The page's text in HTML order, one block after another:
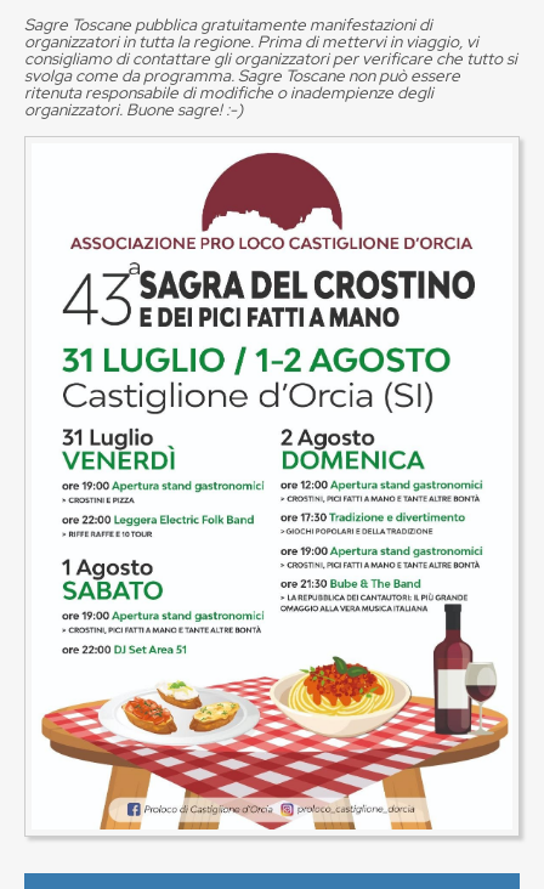
Sagre Toscane pubblica gratuitamente manifestazioni di
organizzatori in tutta la regione. Prima di mettervi in viaggio, vi
consigliamo di contattare gli organizzatori per verificare che tutto si
svolga come da programma. Sagre Toscane non può essere
ritenuta responsabile di modifiche o inadempienze degli
organizzatori. Buone sagre! :-)